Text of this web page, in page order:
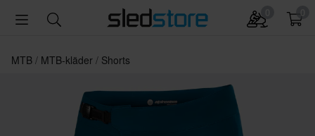
MTB MTB-kläder Shorts